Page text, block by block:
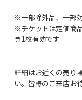
※一部除外品、一部
※チケットは定価商
き1枚有効です
詳細はお近くの売り
い。皆様のご来店お